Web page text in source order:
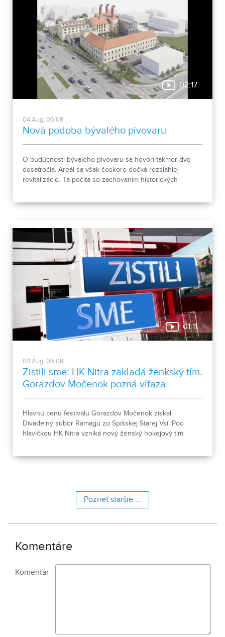
02:17
04.Aug, 06:08
Nová podoba bývalého pivovaru
O budúcnosti bývalého pivovaru sa hovorí takmer dve
desaťročia. Areál sa však čoskoro dočká rozsiahlej
revitalizácie. Tá počíta so zachovaním historických
01:11
04.Aug, 06:08
Zistili sme: HK Nitra zakladá ženkský tím.
Gorazdov Močenok pozná víťaza
Hlavnú cenu festivalu Gorazdov Močenok získal
Divadelný súbor Ramagu zo Spišskej Starej Vsi. Pod
hlavičkou HK Nitra vzniká nový ženský hokejový tím.
Pozrieť staršie ...
Komentáre
Komentár